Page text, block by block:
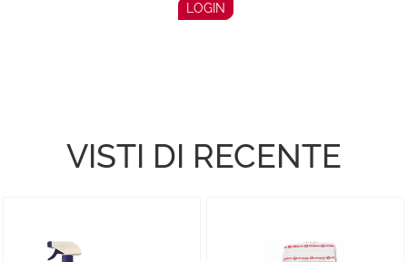
LOGIN
VISTI DI RECENTE